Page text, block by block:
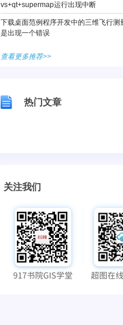
vs+qt+supermap运行出现中断
下载桌面范例程序开发中的三维飞行测
是出现一个错误
查看更多推荐>>
热门文章
关注我们